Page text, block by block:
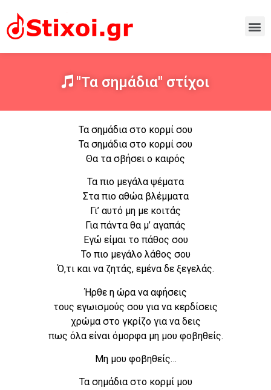
"Τα σημάδια" στίχοι
Τα σημάδια στο κορμί σου
Τα σημάδια στο κορμί σου
Θα τα σβήσει ο καιρός
Τα πιο μεγάλα ψέματα
Στα πιο αθώα βλέμματα
Γι’ αυτό μη με κοιτάς
Για πάντα θα μ’ αγαπάς
Εγώ είμαι το πάθος σου
Το πιο μεγάλο λάθος σου
Ό,τι και να ζητάς, εμένα δε ξεγελάς.
Ήρθε η ώρα να αφήσεις
τους εγωισμούς σου για να κερδίσεις
χρώμα στο γκρίζο για να δεις
πως όλα είναι όμορφα μη μου φοβηθείς.
Μη μου φοβηθείς…
Τα σημάδια στο κορμί μου